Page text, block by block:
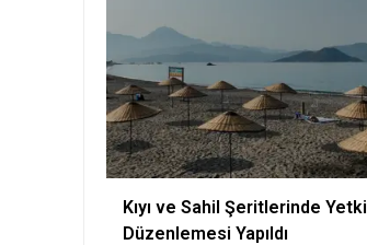
Kıyı ve Sahil Şeritlerinde Yetki
Düzenlemesi Yapıldı